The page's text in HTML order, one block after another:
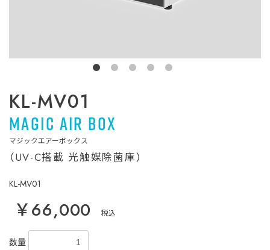
KL-MV01
MAGIC AIR BOX
マジックエアーボックス
（UV-C搭載 光触媒除菌庫）
KL-MV01
￥66,000 税込
数量